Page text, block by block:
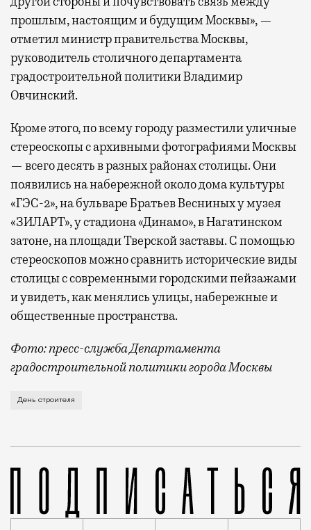
прошлым, настоящим и будущим Москвы», —
отметил министр правительства Москвы,
руководитель столичного департамента
градостроительной политики Владимир
Овчинский.
Кроме этого, по всему городу разместили уличные
стереоскопы с архивными фотографиями Москвы
— всего десять в разных районах столицы. Они
появились на набережной около дома культуры
«ГЭС-2», на бульваре Братьев Весниных у музея
«ЗИЛАРТ», у стадиона «Динамо», в Нагатинском
затоне, на площади Тверской заставы. С помощью
стереоскопов можно сравнить исторические виды
столицы с современными городскими пейзажами
и увидеть, как менялись улицы, набережные и
общественные пространства.
Фото: пресс-служба Департамента
градостроительной политики города Москвы
В этом году профессиональный праздник День
День строителя